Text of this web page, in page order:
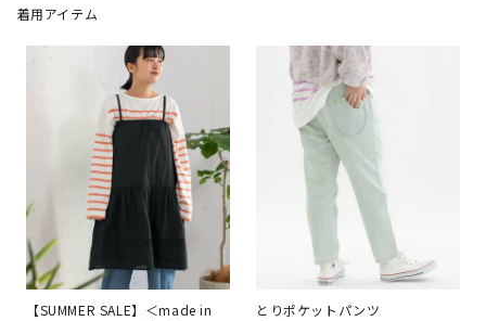
着用アイテム
【SUMMER SALE】＜made in
とりポケットパンツ